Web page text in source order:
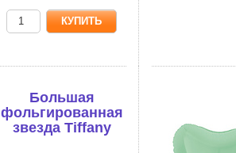
Большая
фольгированная
звезда Tiffany